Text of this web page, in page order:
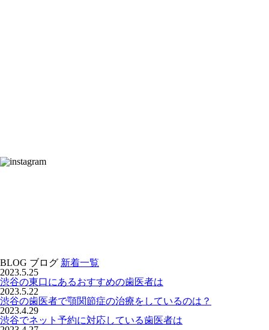
BLOG ブログ 新着一覧
2023.5.25
渋谷の東口にあるおすすめの歯医者は
2023.5.22
渋谷の歯医者で顎関節症の治療をしているのは？
2023.4.29
渋谷でネット予約に対応している歯医者は